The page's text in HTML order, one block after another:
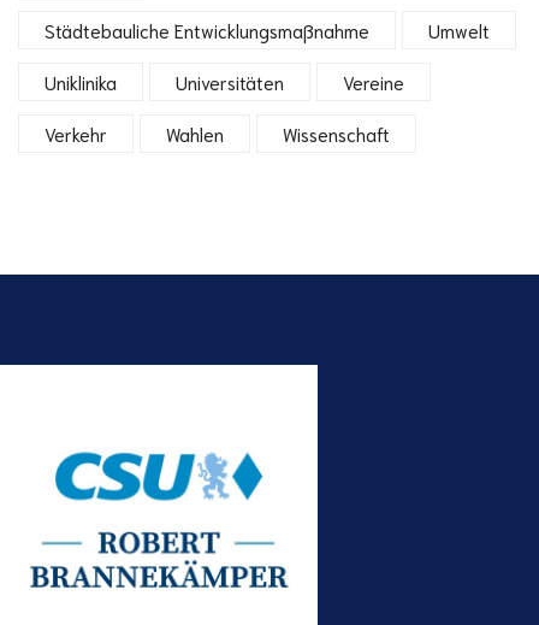
Städtebauliche Entwicklungsmaßnahme Umwelt
Uniklinika Universitäten Vereine
Verkehr Wahlen Wissenschaft